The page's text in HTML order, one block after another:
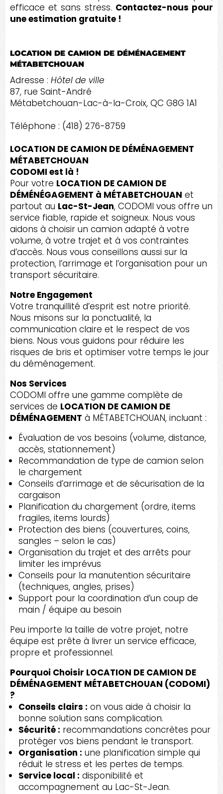
efficace et sans stress. Contactez-nous pour
une estimation gratuite !
LOCATION DE CAMION DE DÉMÉNAGEMENT
MÉTABETCHOUAN
Adresse : Hôtel de ville
87, rue Saint-André
Métabetchouan-Lac-à-la-Croix, QC G8G 1A1
Téléphone : (418) 276-8759
LOCATION DE CAMION DE DÉMÉNAGEMENT
MÉTABETCHOUAN
CODOMI est là !
Pour votre LOCATION DE CAMION DE
DÉMÉNÉGAGEMENT à MÉTABETCHOUAN et
partout au Lac-St-Jean, CODOMI vous offre un
service fiable, rapide et soigneux. Nous vous
aidons à choisir un camion adapté à votre
volume, à votre trajet et à vos contraintes
d’accès. Nous vous conseillons aussi sur la
protection, l’arrimage et l’organisation pour un
transport sécuritaire.
Notre Engagement
Votre tranquillité d’esprit est notre priorité.
Nous misons sur la ponctualité, la
communication claire et le respect de vos
biens. Nous vous guidons pour réduire les
risques de bris et optimiser votre temps le jour
du déménagement.
Nos Services
CODOMI offre une gamme complète de
services de LOCATION DE CAMION DE
DÉMÉNAGEMENT à MÉTABETCHOUAN, incluant :
Évaluation de vos besoins (volume, distance,
accès, stationnement)
Recommandation de type de camion selon
le chargement
Conseils d’arrimage et de sécurisation de la
cargaison
Planification du chargement (ordre, items
fragiles, items lourds)
Protection des biens (couvertures, coins,
sangles – selon le cas)
Organisation du trajet et des arrêts pour
limiter les imprévus
Conseils pour la manutention sécuritaire
(techniques, angles, prises)
Support pour la coordination d’un coup de
main / équipe au besoin
Peu importe la taille de votre projet, notre
équipe est prête à livrer un service efficace,
propre et professionnel.
Pourquoi Choisir LOCATION DE CAMION DE
DÉMÉNAGEMENT MÉTABETCHOUAN (CODOMI)
?
Conseils clairs : on vous aide à choisir la
bonne solution sans complication.
Sécurité : recommandations concrètes pour
protéger vos biens pendant le transport.
Organisation : une planification simple qui
réduit le stress et les pertes de temps.
Service local : disponibilité et
accompagnement au Lac-St-Jean.